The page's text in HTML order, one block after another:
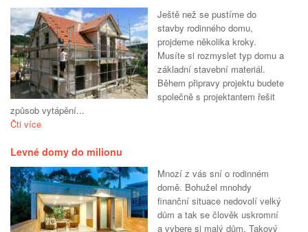
Ještě než se pustíme do
stavby rodinného domu,
projdeme několika kroky.
Musíte si rozmyslet typ domu a
základní stavební materiál.
Během připravy projektu budete
společně s projektantem řešit
způsob vytápění...
Čti více
Levné domy do milionu
Mnozí z vás sní o rodinném
domě. Bohužel mnohdy
finanční situace nedovolí velký
dům a tak se člověk uskromní
a vybere si malý dům. Takový